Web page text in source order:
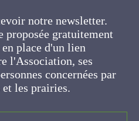
proposée
vise la mise en place
entre l'Association,
les personnes
fourragères et les